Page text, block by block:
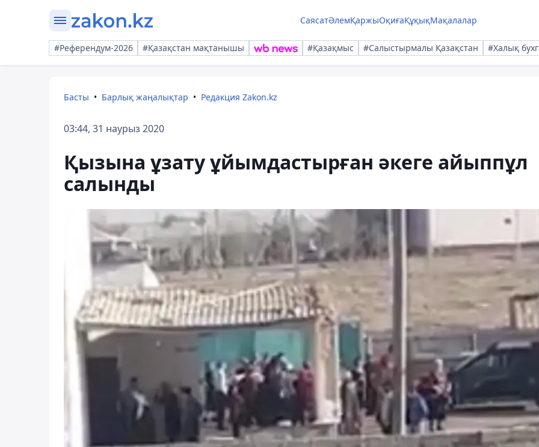
СаясатӘлемҚаржыОқиғаҚұқықМақалалар
#Референдум-2026 #Қазақстан мақтанышы #Қазақмыс #Салыстырмалы Қазақстан #Халық
Басты Барлық жаңалықтар Редакция Zakon.kz
03:44, 31 наурыз 2020
Қызына ұзату ұйымдастырған әкеге айыппұл
салынды